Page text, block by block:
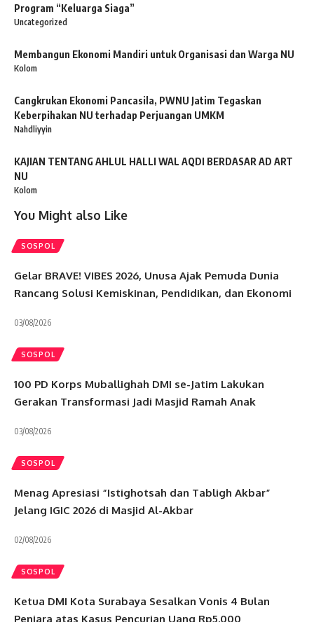
Program “Keluarga Siaga”
Uncategorized
Membangun Ekonomi Mandiri untuk Organisasi dan Warga NU
Kolom
Cangkrukan Ekonomi Pancasila, PWNU Jatim Tegaskan
Keberpihakan NU terhadap Perjuangan UMKM
Nahdliyyin
KAJIAN TENTANG AHLUL HALLI WAL AQDI BERDASAR AD ART
NU
Kolom
You Might also Like
SOSPOL
Gelar BRAVE! VIBES 2026, Unusa Ajak Pemuda Dunia
Rancang Solusi Kemiskinan, Pendidikan, dan Ekonomi
03/08/2026
SOSPOL
100 PD Korps Muballighah DMI se-Jatim Lakukan
Gerakan Transformasi Jadi Masjid Ramah Anak
03/08/2026
SOSPOL
Menag Apresiasi “Istighotsah dan Tabligh Akbar”
Jelang IGIC 2026 di Masjid Al-Akbar
02/08/2026
SOSPOL
Ketua DMI Kota Surabaya Sesalkan Vonis 4 Bulan
Penjara atas Kasus Pencurian Uang Rp5.000